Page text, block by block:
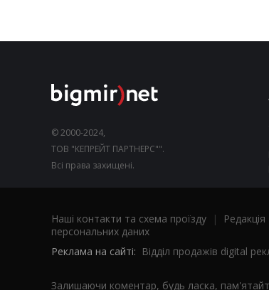
© 2000-2024,
ТОВ "КЕПРЕЙТ ПАРТНЕРС"".
Всі права захищені.
Наші контакти та схема проїзду | Редакція
персональних даних
Реклама на сайті: Відділ продажів digital
Залишаючи коментар, будь ласка,